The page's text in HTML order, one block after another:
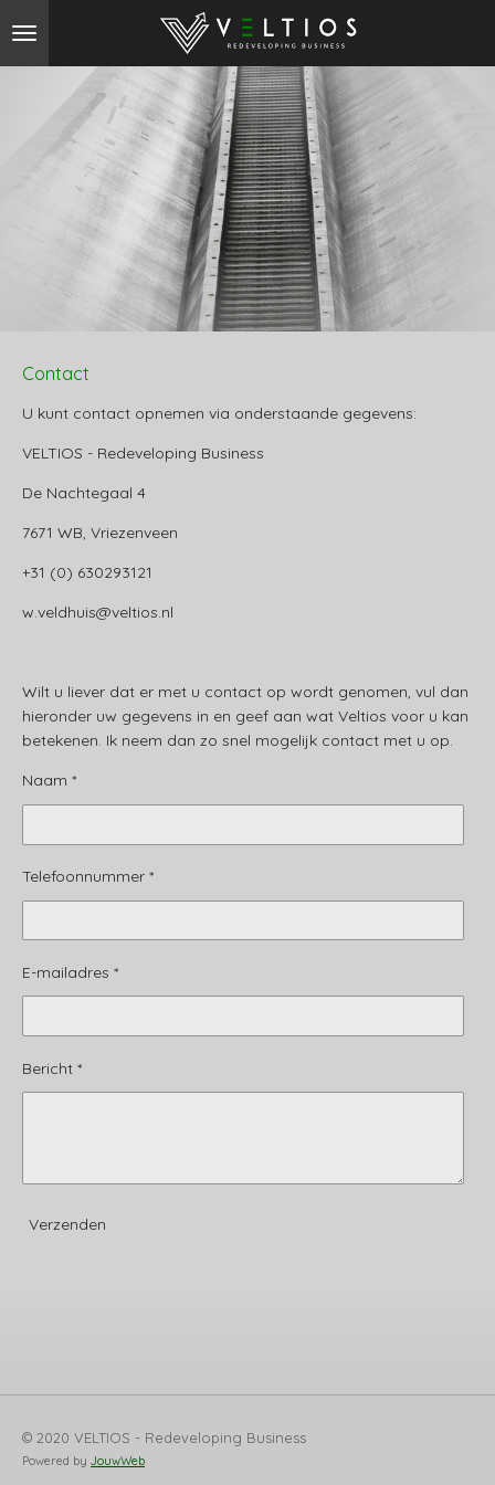
Ga
direct
naar
hoofdinhoud
Contact
U kunt contact opnemen via onderstaande gegevens:
VELTIOS - Redeveloping Business
De Nachtegaal 4
7671 WB, Vriezenveen
+31 (0) 630293121
w.veldhuis@veltios.nl
Wilt u liever dat er met u contact op wordt genomen, vul dan
hieronder uw gegevens in en geef aan wat Veltios voor u kan
betekenen. Ik neem dan zo snel mogelijk contact met u op.
Naam *
Telefoonnummer *
E-mailadres *
Bericht *
Verzenden
© 2020 VELTIOS - Redeveloping Business
Powered by JouwWeb